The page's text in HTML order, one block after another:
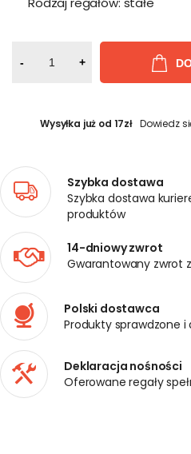
- +
Wysyłka już od 17zł Dowiedz
Szybka dostawa
Szybka dostawa
produktów
14-dniowy zwrot
Gwarantowany zwrot
Polski dostawca
Produkty sprawdzone
Deklaracja nośności
Oferowane regały